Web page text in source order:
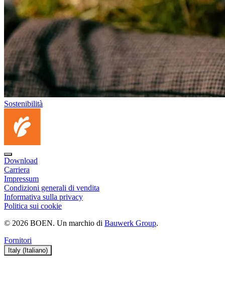
Sostenibilità
Download
Carriera
Impressum
Condizioni generali di vendita
Informativa sulla privacy
Politica sui cookie
© 2026 BOEN. Un marchio di Bauwerk Group.
Fornitori
Italy (Italiano)